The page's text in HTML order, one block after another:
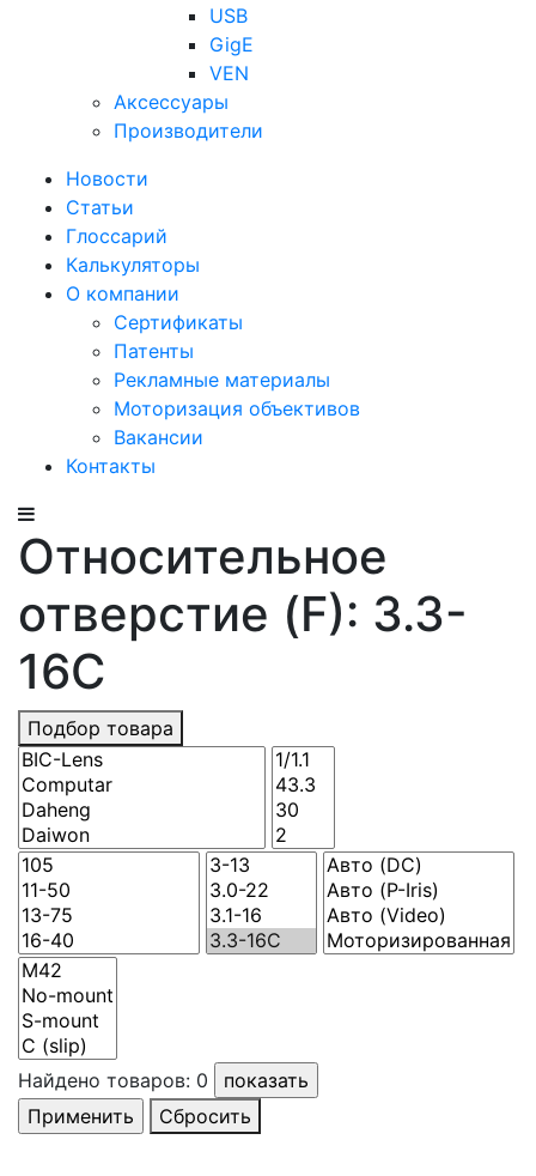
USB
GigE
VEN
Аксессуары
Производители
Новости
Статьи
Глоссарий
Калькуляторы
О компании
Сертификаты
Патенты
Рекламные материалы
Моторизация объективов
Вакансии
Контакты
Относительное
отверстие (F): 3.3-
16C
Подбор товара
Найдено товаров: 0
Сбросить